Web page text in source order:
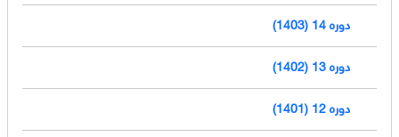
دوره 14 (1403)
دوره 13 (1402)
دوره 12 (1401)